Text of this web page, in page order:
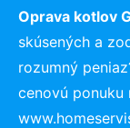
Oprava kotlov
skúsených a
rozumný
cenovú ponuku